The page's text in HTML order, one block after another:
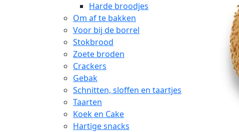
Harde broodjes
Om af te bakken
Voor bij de borrel
Stokbrood
Zoete broden
Crackers
Gebak
Schnitten, sloffen en taartjes
Taarten
Koek en Cake
Hartige snacks